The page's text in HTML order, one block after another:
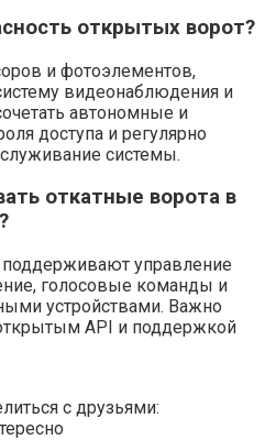
открытых ворот?
и фотоэлементов,
видеонаблюдения и
автономные и
доступа и регулярно
системы.
откатные ворота в
управление
голосовые команды и
устройствами. Важно
API и поддержкой
с друзьями: